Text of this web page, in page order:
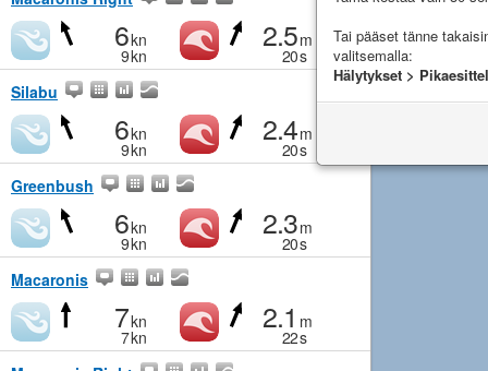
6kn
9kn
2.5m
20s
Silabu
6kn
9kn
2.4m
20s
Greenbush
6kn
9kn
2.3m
20s
Macaronis
7kn
7kn
2.1 m
22s
Tai pääset tänne
valitsemalla:
Hälytykset >